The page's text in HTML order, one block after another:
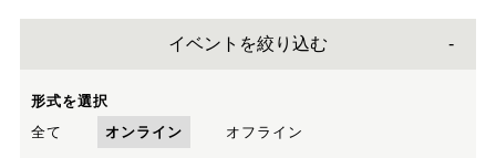
イベントを絞り込む
形式を選択
全て
オンライン オフライン